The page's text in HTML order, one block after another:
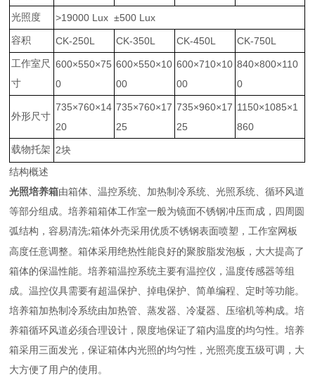
光照度 >19000 Lux ±500 Lux
容积 CK-250L CK-350L CK-450L CK-750L
工作室尺
寸
600×550×75
0
600×550×10
00
600×710×10
00
840×800×110
0
外形尺寸
735×760×14
20
735×760×17
25
735×960×17
25
1150×1085×1
860
载物托架 2块
结构概述
光照培养箱由箱体、温控系统、加热制冷系统、光照系统、循环风道
等部分组成。培养箱箱体工作室一般为镜面不锈钢冲压而成，四周圆
弧结构，容易清洗;箱体外壳采用优质不锈钢表面喷塑，工作室网板
高度任意调整。箱体采用绝热性能良好的聚胺脂发泡板，大大提高了
箱体的保温性能。培养箱温控系统主要有温控仪，温度传感器等组
成。温控仪具需要有超温保护、掉电保护、简单编程、定时等功能。
培养箱加热制冷系统由加热管、蒸发器、冷凝器、压缩机等构成。培
养箱循环风道必须合理设计，限度地保证了箱内温度的均匀性。培养
箱采用三面发光，保证箱体内光照的均匀性，光照亮度五级可调，大
大方便了用户的使用。